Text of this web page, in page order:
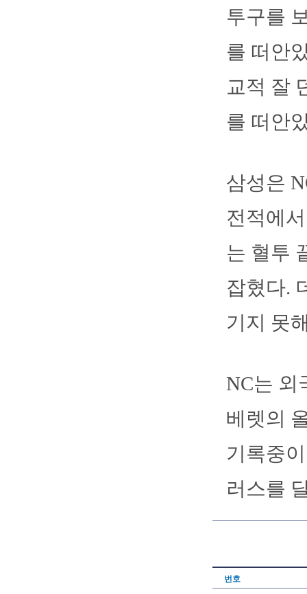
투구를
를 떠안
교적 잘
를 떠안
삼성은
전적에
는 혈투
잡혔다.
기지 못
NC는 외
베렛의
기록중
러스를
번호